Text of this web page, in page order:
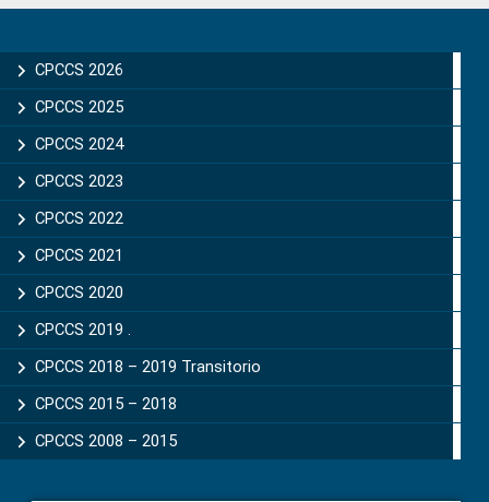
Sidebar
CPCCS 2026
CPCCS 2025
CPCCS 2024
CPCCS 2023
CPCCS 2022
CPCCS 2021
CPCCS 2020
CPCCS 2019 .
CPCCS 2018 – 2019 Transitorio
CPCCS 2015 – 2018
CPCCS 2008 – 2015